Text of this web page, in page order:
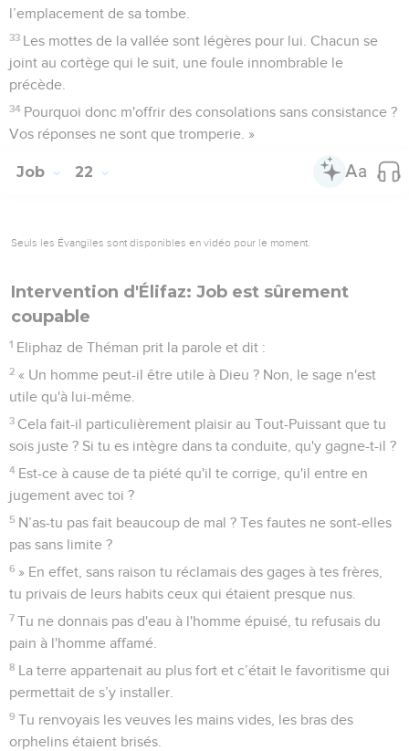
l’emplacement de sa tombe.
33 Les mottes de la vallée sont légères pour lui. Chacun se
joint au cortège qui le suit, une foule innombrable le
précède.
34 Pourquoi donc m'offrir des consolations sans consistance ?
Vos réponses ne sont que tromperie. »
Job 22
Seuls les Évangiles sont disponibles en vidéo pour le moment.
Intervention d'Élifaz: Job est sûrement
coupable
1 Eliphaz de Théman prit la parole et dit :
2 « Un homme peut-il être utile à Dieu ? Non, le sage n'est
utile qu'à lui-même.
3 Cela fait-il particulièrement plaisir au Tout-Puissant que tu
sois juste ? Si tu es intègre dans ta conduite, qu'y gagne-t-il ?
4 Est-ce à cause de ta piété qu'il te corrige, qu'il entre en
jugement avec toi ?
5 N’as-tu pas fait beaucoup de mal ? Tes fautes ne sont-elles
pas sans limite ?
6 » En effet, sans raison tu réclamais des gages à tes frères,
tu privais de leurs habits ceux qui étaient presque nus.
7 Tu ne donnais pas d'eau à l'homme épuisé, tu refusais du
pain à l'homme affamé.
8 La terre appartenait au plus fort et c’était le favoritisme qui
permettait de s’y installer.
9 Tu renvoyais les veuves les mains vides, les bras des
orphelins étaient brisés.